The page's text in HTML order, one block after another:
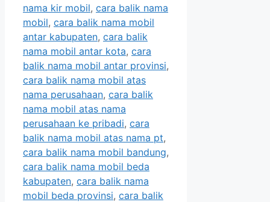
nama kir mobil, cara balik nama
mobil, cara balik nama mobil
antar kabupaten, cara balik
nama mobil antar kota, cara
balik nama mobil antar provinsi,
cara balik nama mobil atas
nama perusahaan, cara balik
nama mobil atas nama
perusahaan ke pribadi, cara
balik nama mobil atas nama pt,
cara balik nama mobil bandung,
cara balik nama mobil beda
kabupaten, cara balik nama
mobil beda provinsi, cara balik